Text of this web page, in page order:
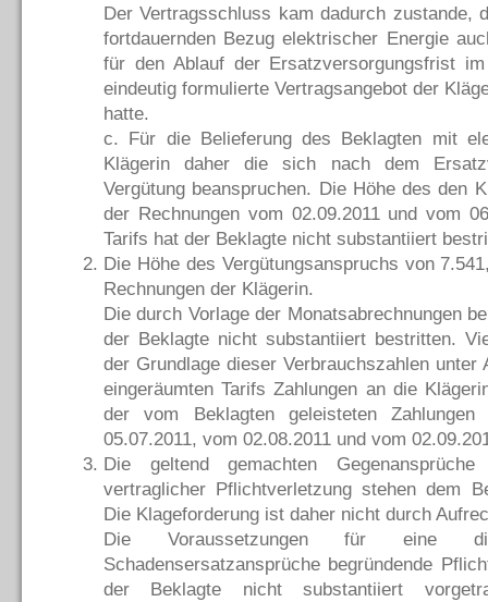
Der Vertragsschluss kam dadurch zustande,
fortdauernden Bezug elektrischer Energie
für den Ablauf der Ersatzversorgungsfrist
eindeutig formulierte Vertragsangebot der
hatte.
c. Für die Belieferung des Beklagten mit
Klägerin daher die sich nach dem
Vergütung beanspruchen. Die Höhe des den
der Rechnungen vom 02.09.2011 und vom
Tarifs hat der Beklagte nicht substantiiert
Die Höhe des Vergütungsanspruchs von
Rechnungen der Klägerin.
Die durch Vorlage der Monatsabrechnungen
der Beklagte nicht substantiiert bestritten.
der Grundlage dieser Verbrauchszahlen
eingeräumten Tarifs Zahlungen an die
der vom Beklagten geleisteten
05.07.2011, vom 02.08.2011 und vom
Die geltend gemachten
vertraglicher Pflichtverletzung stehen dem
Die Klageforderung ist daher nicht durch
Die Voraussetzungen für eine
Schadensersatzansprüche begründende
der Beklagte nicht substantiiert